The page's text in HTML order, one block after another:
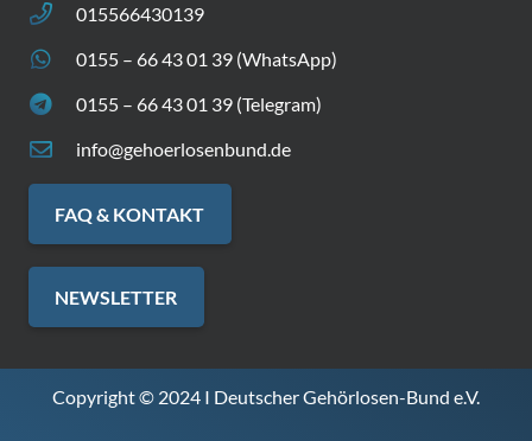
015566430139
0155 – 66 43 01 39 (WhatsApp)
0155 – 66 43 01 39 (Telegram)
info@gehoerlosenbund.de
FAQ & KONTAKT
NEWSLETTER
Copyright © 2024 I Deutscher Gehörlosen-Bund e.V.